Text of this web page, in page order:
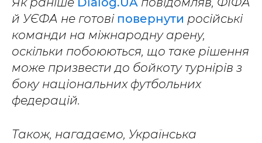
й УЄФА не готові повернути російські
команди на міжнародну арену,
оскільки побоюються, що таке рішення
може призвести до бойкоту турнірів з
боку національних футбольних
федерацій.
Також, нагадаємо, Українська